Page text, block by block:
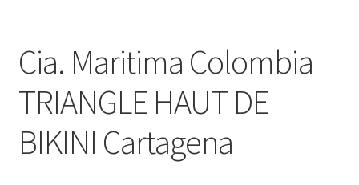
Femme
Homme
Maillot de bain Femme
Cia. Maritima Colombia
TRIANGLE HAUT DE
BIKINI Cartagena